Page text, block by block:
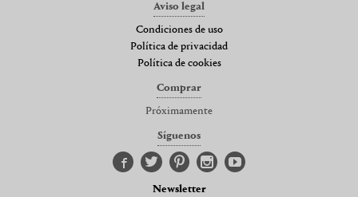
Aviso legal
Condiciones de uso
Política de privacidad
Política de cookies
Comprar
Próximamente
Síguenos
Newsletter